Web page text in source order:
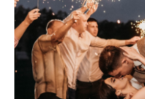
© 2016—2026 Сайт сети свадебных
Wedding»
Сайт не является публичной офертой и
информационный характер.